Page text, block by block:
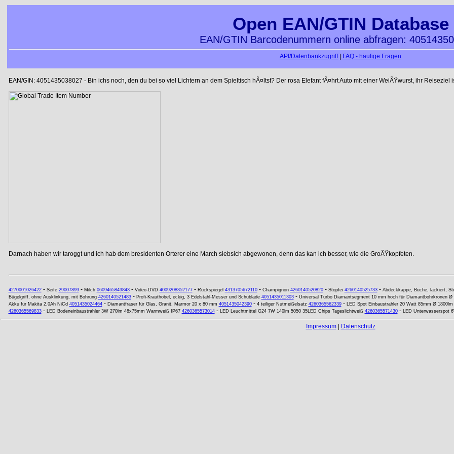
Open EAN/GTIN Database
EAN/GTIN Barcodenummern online abfragen:
API/Datenbankzugriff| FAQ - häufige Fragen
EAN/GIN: 4051435038027 - Bin ichs noch, den du bei so viel Lichtern an dem Spieltisch hÃ¤ltst? Der rosa Elefant fÃ¤hrt Auto mit einer WeiÃŸwurst, ihr Reiseziel
Darnach haben wir taroggt und ich hab dem bresidenten Orterer eine March siebsich abgewonen, denn das kan ich besser, wie die GroÃŸkopfeten.
4270001026422- Seife 29007899- Milch 0609465849843- Video-DVD 4009208352177- Rückspiegel 4313705672110- Champignon 4260140520820- Stopfei 4260140525733- Abdeckkappe, Buche, lackiert,
Bügelgriff, ohne Ausklinkung, mit Bohrung 4260140521483- Profi-Krauthobel, eckig, 3 Edelstahl-Messer und Schublade 4051435011303- Universal Turbo Diamantsegment 10 mm hoch für Diamantbohrkronen Ø
Akku für Makita 2,0Ah NiCd 4051435024464- Diamantfräser für Glas, Granit, Marmor 20 x 80 mm 4051435042390- 4 teiliger Nutmeißelsatz 4260365562339- LED Spot Einbaustrahler 20 Watt 85mm Ø
4260365569833- LED Bodeneinbaustrahler 3W 270lm 48x75mm Warmweiß IP67 4260365573014- LED Leuchtmittel G24 7W 140lm 5050 35LED Chips Tageslichtweiß 4260365571430- LED Unterwasserspot
Impressum| Datenschutz